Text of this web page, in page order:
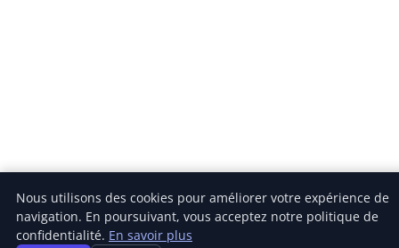
Nous utilisons des cookies pour améliorer votre expérience de
navigation. En poursuivant, vous acceptez notre politique de
confidentialité. En savoir plus